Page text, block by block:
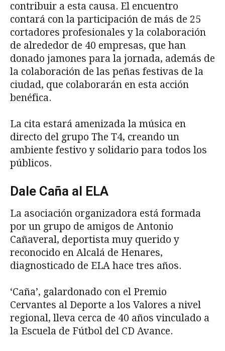
contribuir a esta causa. El encuentro
contará con la participación de más de 25
cortadores profesionales y la colaboración
de alrededor de 40 empresas, que han
donado jamones para la jornada, además de
la colaboración de las peñas festivas de la
ciudad, que colaborarán en esta acción
benéfica.
La cita estará amenizada la música en
directo del grupo The T4, creando un
ambiente festivo y solidario para todos los
públicos.
Dale Caña al ELA
La asociación organizadora está formada
por un grupo de amigos de Antonio
Cañaveral, deportista muy querido y
reconocido en Alcalá de Henares,
diagnosticado de ELA hace tres años.
‘Caña’, galardonado con el Premio
Cervantes al Deporte a los Valores a nivel
regional, lleva cerca de 40 años vinculado a
la Escuela de Fútbol del CD Avance.